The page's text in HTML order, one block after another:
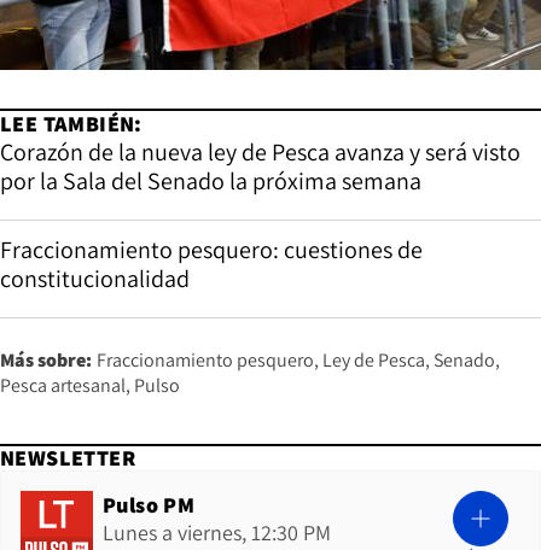
LEE TAMBIÉN:
Corazón de la nueva ley de Pesca avanza y será visto
por la Sala del Senado la próxima semana
Fraccionamiento pesquero: cuestiones de
constitucionalidad
Más sobre: Fraccionamiento pesquero Ley de Pesca Senado
Pesca artesanal Pulso
NEWSLETTER
Pulso PM
Lunes a viernes, 12:30 PM